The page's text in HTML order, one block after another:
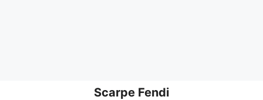
Scarpe Fendi